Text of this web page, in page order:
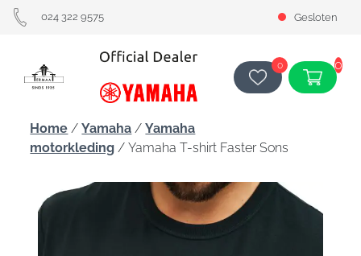
024 322 9575 Gesloten
0 0
Home /Yamaha /Yamaha
motorkleding / Yamaha T-shirt Faster Sons